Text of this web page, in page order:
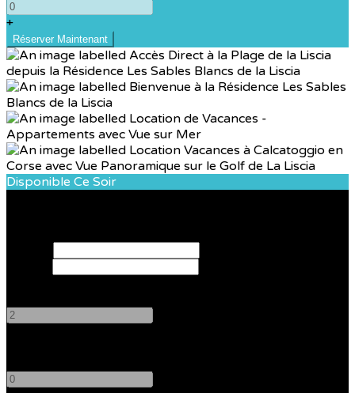
+
Disponible Ce Soir